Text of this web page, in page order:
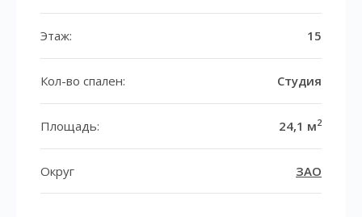
Этаж: 15
Кол-во спален: Студия
Площадь: 24,1 м2
Округ ЗАО